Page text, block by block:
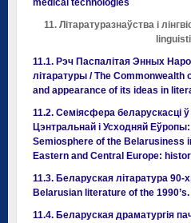
medical technologies
11. Літаратуразнаўства і
11.1. Рэч Паспалітая Энных
літаратуры / The Commonwealth
and appearance of its ideas in
11.2. Семіясфера беларускасці
Цэнтральнай і Усходняй
Semiosphere of the Belarusiness
Eastern and Central Europe:
11.3. Беларуская літаратура
Belarusian literature of the
11.4. Беларуская драматургія